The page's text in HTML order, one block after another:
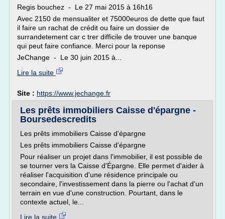
Regis bouchez - Le 27 mai 2015 à 16h16
Avec 2150 de mensualiter et 75000euros de dette que faut
il faire un rachat de crédit ou faire un dossier de
surrandetement car c trer difficile de trouver une banque
qui peut faire confiance. Merci pour la reponse
JeChange - Le 30 juin 2015 à...
Lire la suite
Site : https://www.jechange.fr
Les prêts immobiliers Caisse d'épargne -
Boursedescredits
Les prêts immobiliers Caisse d'épargne
Les prêts immobiliers Caisse d'épargne
Pour réaliser un projet dans l'immobilier, il est possible de
se tourner vers la Caisse d'Épargne. Elle permet d'aider à
réaliser l'acquisition d'une résidence principale ou
secondaire, l'investissement dans la pierre ou l'achat d'un
terrain en vue d'une construction. Pourtant, dans le
contexte actuel, le...
Lire la suite